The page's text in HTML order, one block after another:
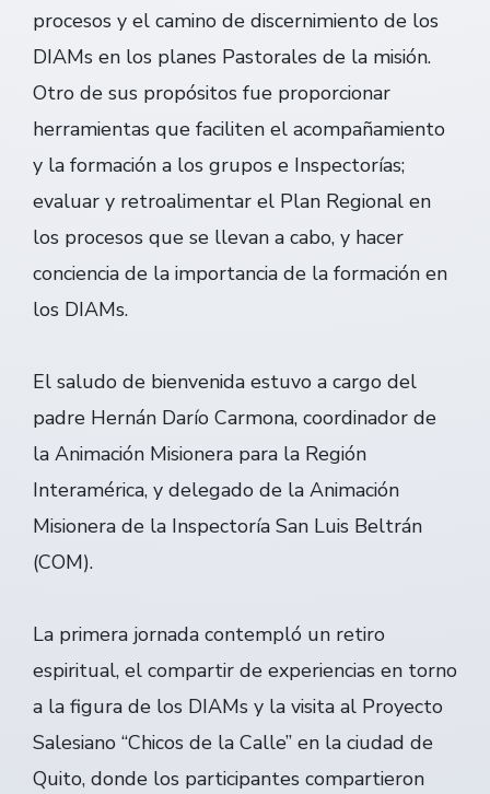
procesos y el camino de discernimiento de los
DIAMs en los planes Pastorales de la misión.
Otro de sus propósitos fue proporcionar
herramientas que faciliten el acompañamiento
y la formación a los grupos e Inspectorías;
evaluar y retroalimentar el Plan Regional en
los procesos que se llevan a cabo, y hacer
conciencia de la importancia de la formación en
los DIAMs.
El saludo de bienvenida estuvo a cargo del
padre Hernán Darío Carmona, coordinador de
la Animación Misionera para la Región
Interamérica, y delegado de la Animación
Misionera de la Inspectoría San Luis Beltrán
(COM).
La primera jornada contempló un retiro
espiritual, el compartir de experiencias en torno
a la figura de los DIAMs y la visita al Proyecto
Salesiano “Chicos de la Calle” en la ciudad de
Quito, donde los participantes compartieron